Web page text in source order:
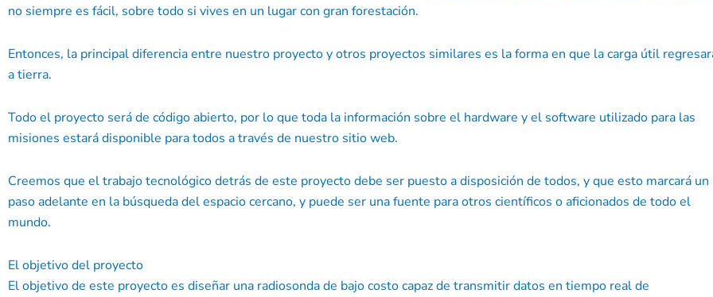
no siempre es fácil, sobre todo si vives en un lugar con gran forestación.
Entonces, la principal diferencia entre nuestro proyecto y otros proyectos similares es la forma en que la carga útil
a tierra.
Todo el proyecto será de código abierto, por lo que toda la información sobre el hardware y el software utilizado para las
misiones estará disponible para todos a través de nuestro sitio web.
Creemos que el trabajo tecnológico detrás de este proyecto debe ser puesto a disposición de todos, y que esto marcará un
paso adelante en la búsqueda del espacio cercano, y puede ser una fuente para otros científicos o aficionados de todo el
mundo.
El objetivo del proyecto
El objetivo de este proyecto es diseñar una radiosonda de bajo costo capaz de transmitir datos en tiempo real de